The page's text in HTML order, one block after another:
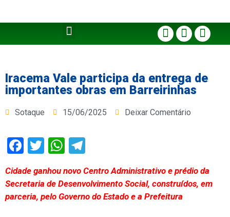
Iracema Vale participa da entrega de
importantes obras em Barreirinhas
Sotaque 15/06/2025 Deixar Comentário
Facebook
TwitterWhatsApp
Cidade ganhou novo Centro Administrativo e prédio da
Secretaria de Desenvolvimento Social, construídos, em
parceria, pelo Governo do Estado e a Prefeitura